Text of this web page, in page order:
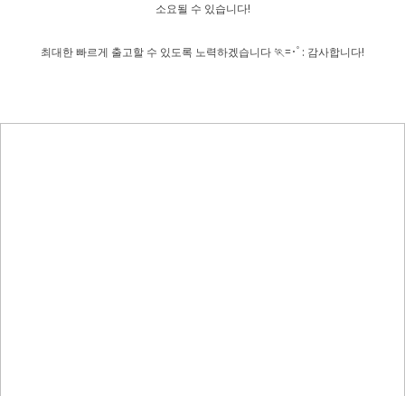
소요될 수 있습니다!
최대한 빠르게 출고할 수 있도록 노력하겠습니다 🏃=･ﾟ: 감사합니다!